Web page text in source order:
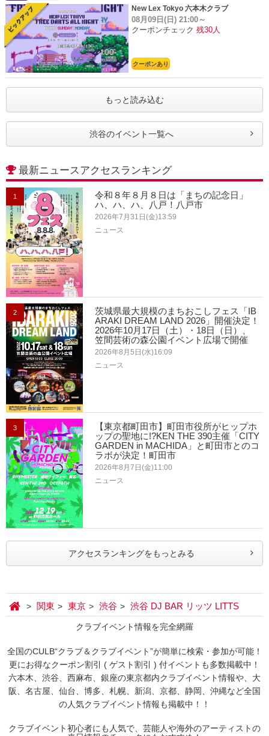
New Lex Tokyo 六本木クラブ
08月09日(日) 21:00～
クーポンチェック 残30人
クーポンあり
もっと読み込む
渋谷のイベント一覧へ
最新ニュースアクセスランキング
1
令和８年８月８日は「まちの記念日」
ハ、ハ、ハ、八戸！八戸市
2026年7月31日(金)13:59
ニュース
2
茨城県最大規模のまちおこしフェス「IB
ARAKI DREAM LAND 2026」開催決定！
2026年10月17日（土）・18日（日）、
笠間芸術の森公園イベント広場で開催
2026年8月5日(水)16:09
ニュース
3
【東京都町田市】町田市役所がヒップホ
ップの聖地に!?KEN THE 390主催「CITY
GARDEN in MACHIDA」と町田市とのコ
ラボが決定！町田市
2026年8月7日(金)11:00
ニュース
アクセスランキングをもっとみる
関東 東京 渋谷 渋谷 DJ BAR リッツ LITTS
クラブイベント情報を完全網羅
全国のCULB“クラブ＆クラブイベント”が簡単に検索・参加が可能！
更にお得なクーポン割引 ( ゲスト割引 ) 付イベントも多数掲載中！
六本木、渋谷、西麻布、銀座の東京都内クラブイベント情報や、大
阪、名古屋、仙台、博多、札幌、新潟、京都、静岡、沖縄など全国
の人気クラブイベント情報も掲載中！！
クラブイベント初心者にも人気で、芸能人や海外のアーティストの